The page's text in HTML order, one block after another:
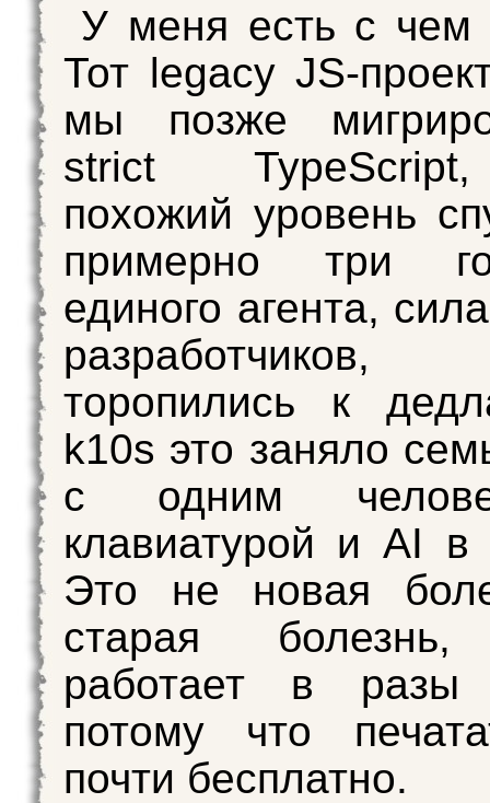
У меня есть с чем
Тот legacy JS-
мы позже
strict
похожий уровень
примерно три
единого агента,
разработчиков,
торопились к
k10s это заняло
с одним
клавиатурой и AI в
Это не новая
старая болезнь,
работает в разы
потому что
почти бесплатно.